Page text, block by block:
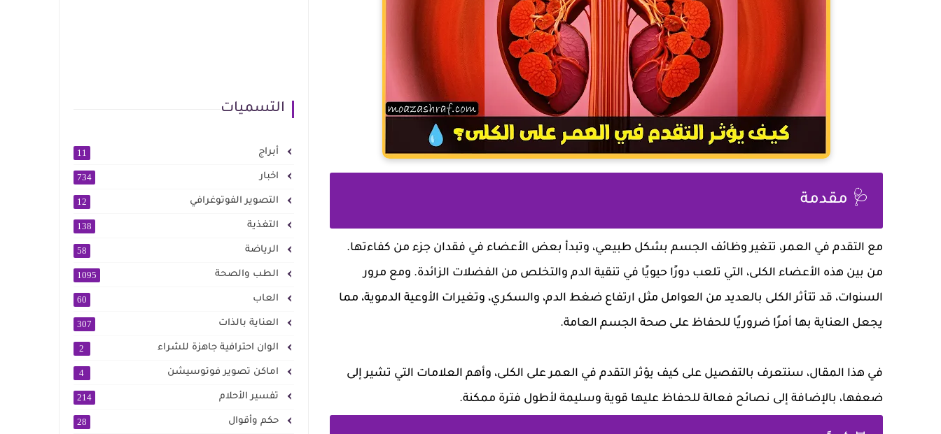
🩺 مقدمة
مع التقدم في العمر، تتغير وظائف الجسم بشكل طبيعي، وتبدأ بعض الأعضاء في فقدان جزء من كفاءتها.
من بين هذه الأعضاء الكلى، التي تلعب دورًا حيويًا في تنقية الدم والتخلص من الفضلات الزائدة. ومع مرور
السنوات، قد تتأثر الكلى بالعديد من العوامل مثل ارتفاع ضغط الدم، والسكري، وتغيرات الأوعية الدموية، مما
يجعل العناية بها أمرًا ضروريًا للحفاظ على صحة الجسم العامة.
في هذا المقال، سنتعرف بالتفصيل على كيف يؤثر التقدم في العمر على الكلى، وأهم العلامات التي تشير إلى
ضعفها، بالإضافة إلى نصائح فعالة للحفاظ عليها قوية وسليمة لأطول فترة ممكنة.
التسميات
أبراج 11
اخبار 734
التصوير الفوتوغرافي 12
التغذية 138
الرياضة 58
الطب والصحة 1095
العاب 60
العناية بالذات 307
الوان احترافية جاهزة للشراء 2
اماكن تصوير فوتوسيشن 4
تفسير الأحلام 214
حكم وأقوال 28